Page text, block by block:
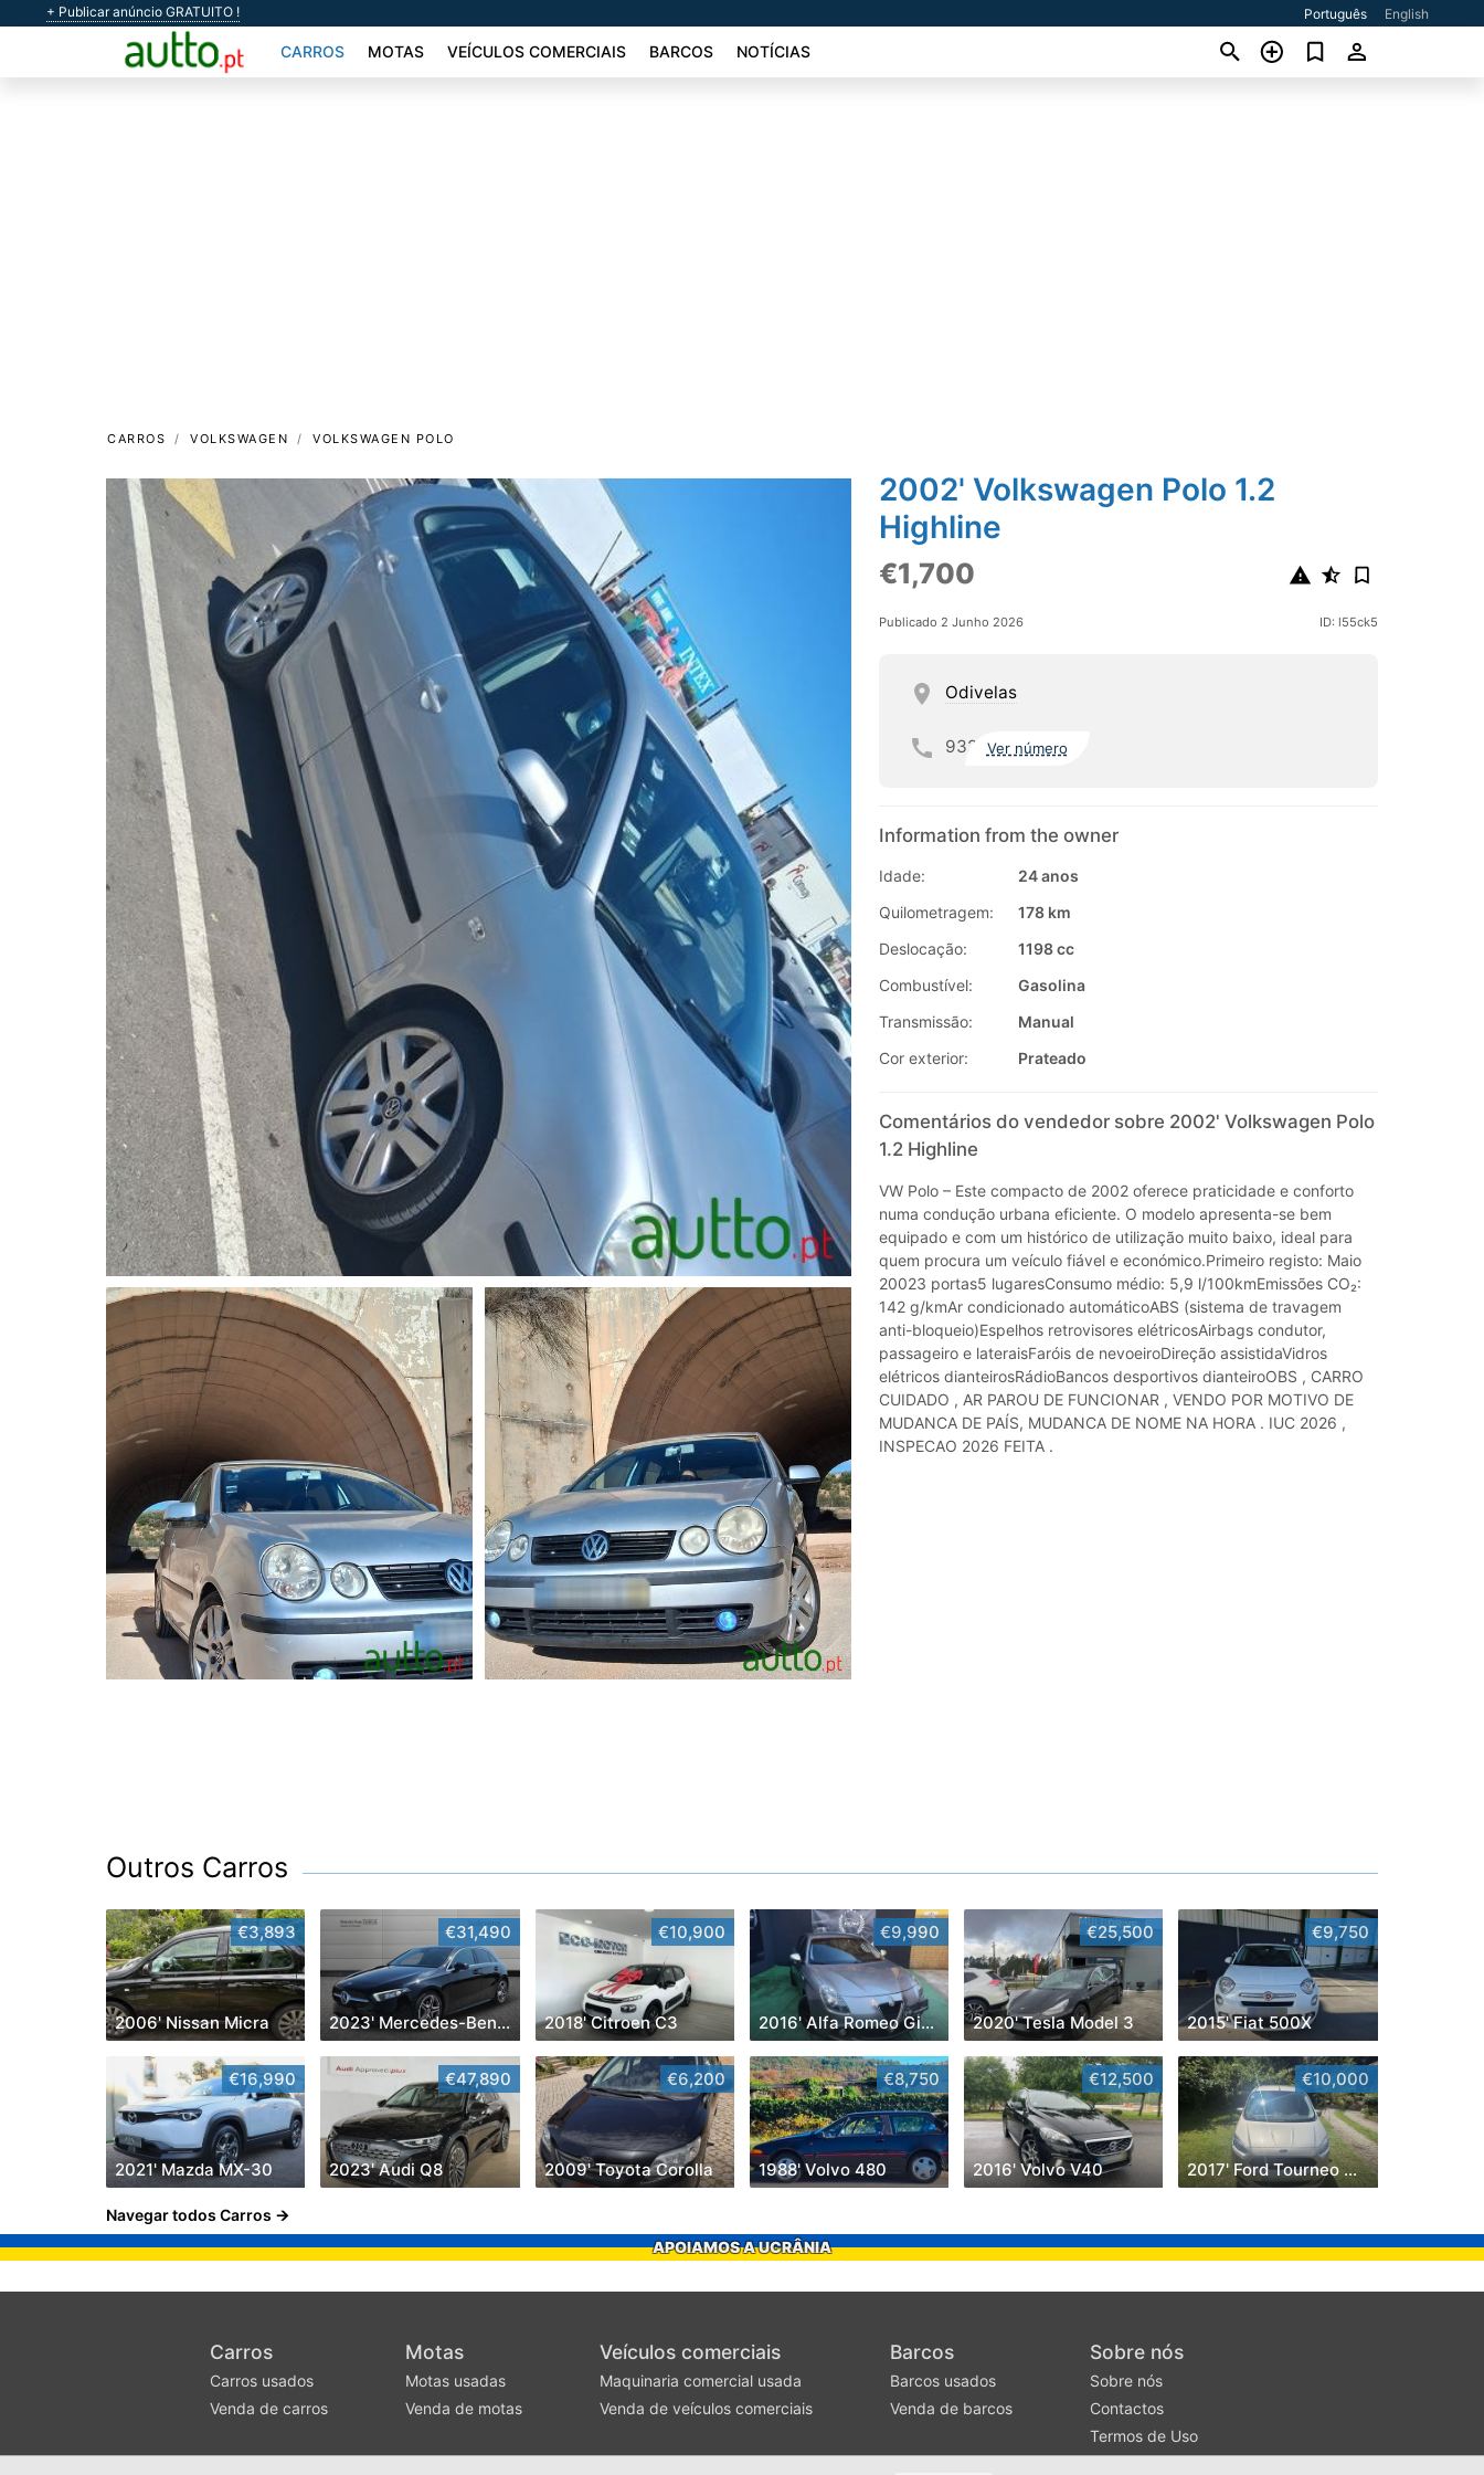
+ Publicar anúncio GRATUITO ! Português English
CARROS MOTAS VEÍCULOS COMERCIAIS BARCOS NOTÍCIAS
CARROS VOLKSWAGEN VOLKSWAGEN POLO
2002' Volkswagen Polo 1.2
Highline
€1,700
Publicado 2 Junho 2026 ID: l55ck5
Odivelas
932 Ver número
Information from the owner
Idade:
24 anos
Quilometragem:
178 km
Deslocação:
1198 cc
Combustível:
Gasolina
Transmissão:
Manual
Cor exterior:
Prateado
Comentários do vendedor sobre 2002' Volkswagen Polo
1.2 Highline
VW Polo – Este compacto de 2002 oferece praticidade e conforto
numa condução urbana eficiente. O modelo apresenta-se bem
equipado e com um histórico de utilização muito baixo, ideal para
quem procura um veículo fiável e económico.Primeiro registo: Maio
20023 portas5 lugaresConsumo médio: 5,9 l/100kmEmissões CO₂:
142 g/kmAr condicionado automáticoABS (sistema de travagem
anti-bloqueio)Espelhos retrovisores elétricosAirbags condutor,
passageiro e lateraisFaróis de nevoeiroDireção assistidaVidros
elétricos dianteirosRádioBancos desportivos dianteiroOBS , CARRO
CUIDADO , AR PAROU DE FUNCIONAR , VENDO POR MOTIVO DE
MUDANCA DE PAÍS, MUDANCA DE NOME NA HORA . IUC 2026 ,
INSPECAO 2026 FEITA .
Outros Carros
€3,893
2006' Nissan Micra
€31,490
2023' Mercedes-Benz Classe A D Amg Line Aut.
€10,900
2018' Citroen C3
€9,990
2016' Alfa Romeo Giulietta
€25,500
2020' Tesla Model 3
€9,750
2015' Fiat 500X
€16,990
2021' Mazda MX-30
€47,890
2023' Audi Q8
€6,200
2009' Toyota Corolla
€8,750
1988' Volvo 480
€12,500
2016' Volvo V40
€10,000
2017' Ford Tourneo Courier
Navegar todos Carros
APOIAMOS A UCRÂNIA
Carros
Carros usados
Venda de carros
Motas
Motas usadas
Venda de motas
Veículos comerciais
Maquinaria comercial usada
Venda de veículos comerciais
Barcos
Barcos usados
Venda de barcos
Sobre nós
Sobre nós
Contactos
Termos de Uso